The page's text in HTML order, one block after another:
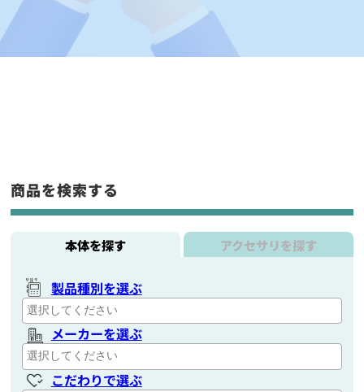
商品を検索する
本体を探す アクセサリを探す
製品種別を選ぶ
メーカーを選ぶ
こだわりで選ぶ